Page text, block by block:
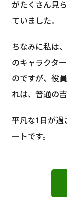
がたくさん見
ていました。
ちなみに私は
のキャラクタ
のですが、役
れは、普通の吉
平凡な1日が過
ートです。